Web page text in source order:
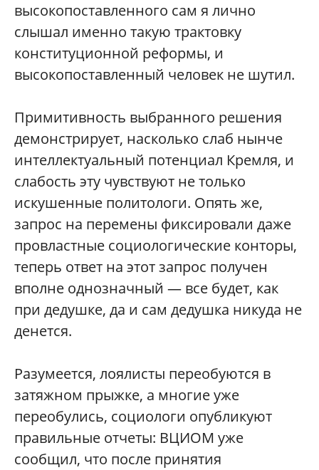
высокопоставленного сам я лично
слышал именно такую трактовку
конституционной реформы, и
высокопоставленный человек не шутил.
Примитивность выбранного решения
демонстрирует, насколько слаб нынче
интеллектуальный потенциал Кремля, и
слабость эту чувствуют не только
искушенные политологи. Опять же,
запрос на перемены фиксировали даже
провластные социологические конторы,
теперь ответ на этот запрос получен
вполне однозначный — все будет, как
при дедушке, да и сам дедушка никуда не
денется.
Разумеется, лоялисты переобуются в
затяжном прыжке, а многие уже
переобулись, социологи опубликуют
правильные отчеты: ВЦИОМ уже
сообщил, что после принятия